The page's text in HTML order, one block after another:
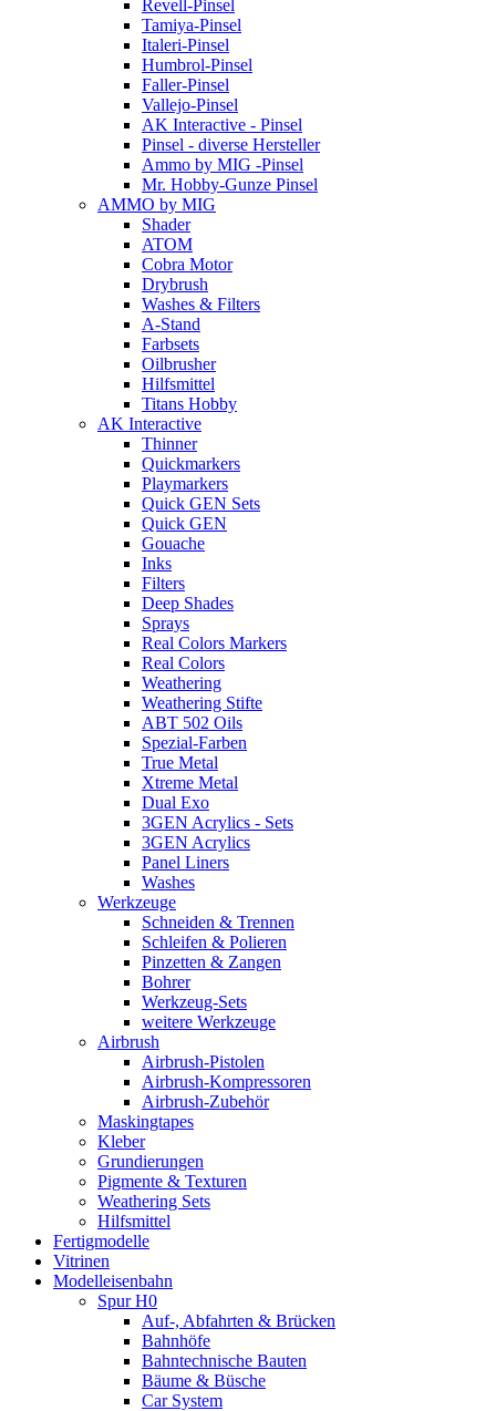
Revell-Pinsel
Tamiya-Pinsel
Italeri-Pinsel
Humbrol-Pinsel
Faller-Pinsel
Vallejo-Pinsel
AK Interactive - Pinsel
Pinsel - diverse Hersteller
Ammo by MIG -Pinsel
Mr. Hobby-Gunze Pinsel
AMMO by MIG
Shader
ATOM
Cobra Motor
Drybrush
Washes & Filters
A-Stand
Farbsets
Oilbrusher
Hilfsmittel
Titans Hobby
AK Interactive
Thinner
Quickmarkers
Playmarkers
Quick GEN Sets
Quick GEN
Gouache
Inks
Filters
Deep Shades
Sprays
Real Colors Markers
Real Colors
Weathering
Weathering Stifte
ABT 502 Oils
Spezial-Farben
True Metal
Xtreme Metal
Dual Exo
3GEN Acrylics - Sets
3GEN Acrylics
Panel Liners
Washes
Werkzeuge
Schneiden & Trennen
Schleifen & Polieren
Pinzetten & Zangen
Bohrer
Werkzeug-Sets
weitere Werkzeuge
Airbrush
Airbrush-Pistolen
Airbrush-Kompressoren
Airbrush-Zubehör
Maskingtapes
Kleber
Grundierungen
Pigmente & Texturen
Weathering Sets
Hilfsmittel
Fertigmodelle
Vitrinen
Modelleisenbahn
Spur H0
Auf-, Abfahrten & Brücken
Bahnhöfe
Bahntechnische Bauten
Bäume & Büsche
Car System